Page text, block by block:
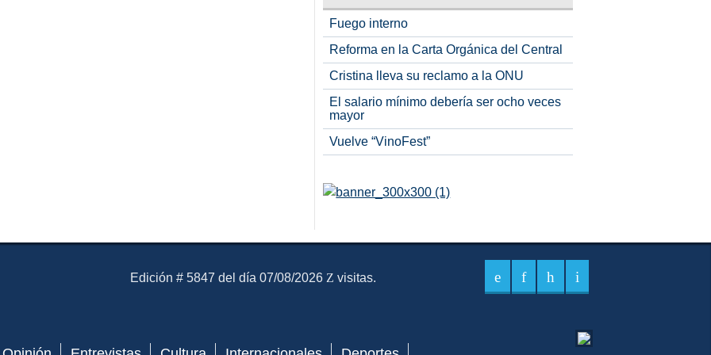
Fuego interno
Reforma en la Carta Orgánica del Central
Cristina lleva su reclamo a la ONU
El salario mínimo debería ser ocho veces
mayor
Vuelve “VinoFest”
El Mensajero Diario
Edición # 5847 del día 07/08/2026 visitas.